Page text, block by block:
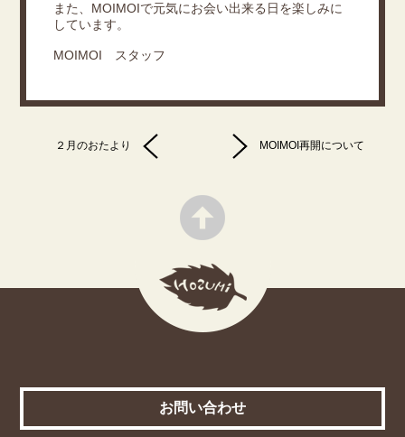
また、MOIMOIで元気にお会い出来る日を楽しみに
しています。
MOIMOI スタッフ
２月のおたより MOIMOI再開について
お問い合わせ